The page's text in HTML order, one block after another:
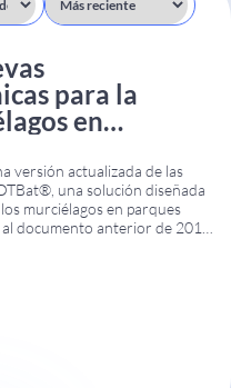
para la
en
versión actualizada de las
una solución diseñada
murciélagos en parques
documento anterior de 2016
operativas y de instalación.